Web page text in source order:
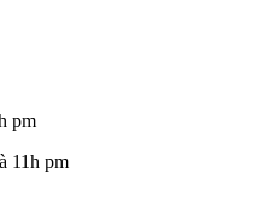
pm
11h pm